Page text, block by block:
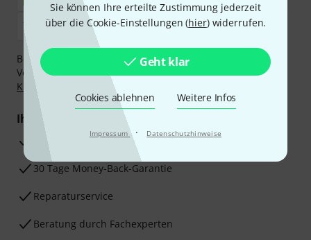
Sie können Ihre erteilte Zustimmung jederzeit
über die Cookie-Einstellungen (hier) widerrufen.
Geht klar
Cookies ablehnen Weitere Infos
Impressum · Datenschutzhinweise
Bezahlen Sie vertraulich und sicher per Nachnahme,
Vorkasse, PayPal, Amazon Pay,Klarna Sofort bezahlen,
Klarna Ratenzahlungoder Kreditkarte.
Ihre Vorteile
3 Jahre Thomann Garantie
30 Tage Money-Back-Garantie
Reparaturservice
Beratung durch Fachexperten